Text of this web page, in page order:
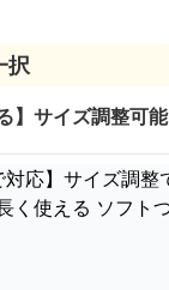
択
】サイズ調整可